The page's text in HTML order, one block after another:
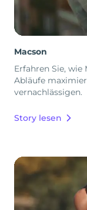
Macson
Erfahren Sie,
Abläufe
vernachlässigen.
Story lesen